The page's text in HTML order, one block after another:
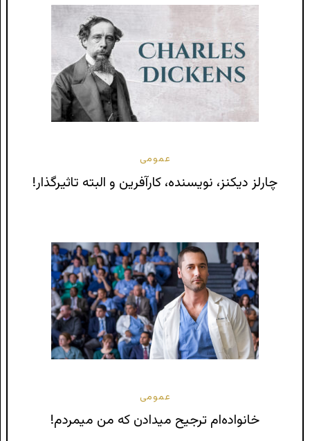
عمومی
چارلز دیکنز، نویسنده، کارآفرین و البته تاثیرگذار!
عمومی
خانواده‌ام ترجیح میدادن که من میمردم!